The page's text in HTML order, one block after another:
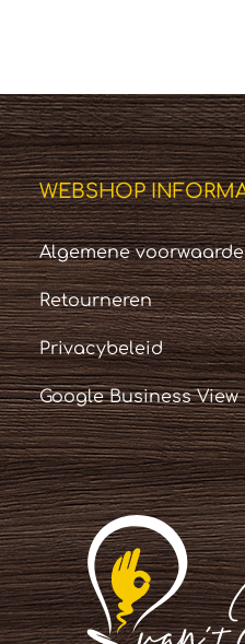
WEBSHOP
Algemene
Retourneren
Privacybeleid
Google Business View